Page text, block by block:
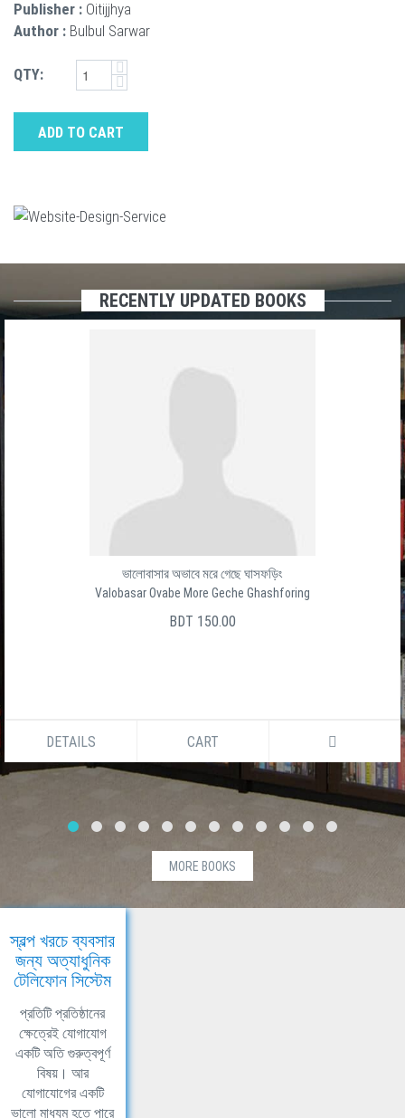
Publisher : Oitijjhya
Author : Bulbul Sarwar
QTY:
ADD TO CART
RECENTLY UPDATED BOOKS
ভালোবাসার অভাবে মরে গেছে ঘাসফড়িং
Valobasar Ovabe More Geche Ghashforing
BDT 150.00
DETAILS CART
MORE BOOKS
স্বল্প খরচে ব্যবসার
জন্য অত্যাধুনিক
টেলিফোন সিস্টেম
প্রতিটি প্রতিষ্ঠানের
ক্ষেত্রেই যোগাযোগ
একটি অতি গুরুত্বপূর্ণ
বিষয়। আর
যোগাযোগের একটি
ভালো মাধ্যম হতে পারে